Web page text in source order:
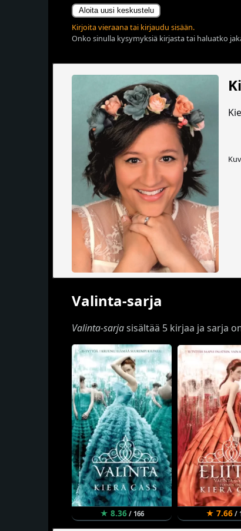
Aloita uusi keskustelu
Kirjoita vieraana tai kirjaudu sisään.
Onko sinulla kysymyksiä kirjasta tai haluatko
Valinta-sarja
Valinta-sarjasisältää 5 kirjaa ja sarja
★ 8.36/ 166 ★ 7.66/